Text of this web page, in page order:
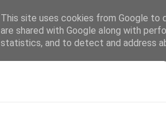
This site uses cookies from Google to
are shared with Google along with
statistics, and to detect and address